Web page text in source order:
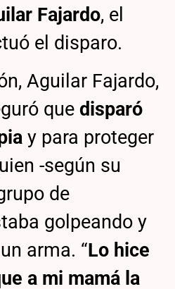
Fajardo, el
el disparo.
Aguilar Fajardo,
quedisparó
y para proteger
-según su
de
golpeando y
arma. “Lo hice
a mi mamá la